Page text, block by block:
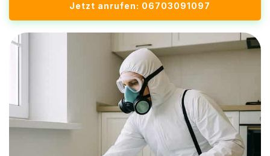
Jetzt anrufen: 06703091097